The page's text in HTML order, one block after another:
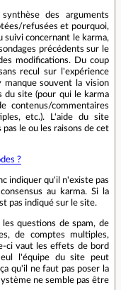
des arguments
refusées et pourquoi,
concernant le karma,
précédents sur le
modifications. Du coup
recul sur l'expérience
souvent la vision
du site (pour qui le karma
contenus/commentaires
etc.). L'aide du site
le ou les raisons de cet
?
indiquer qu'il n'existe pas
au karma. Si la
pas indiqué sur le site.
questions de spam, de
de comptes multiples,
ci vaut les effets de bord
l'équipe du site peut
qu'il ne faut pas poser la
ne semble pas être